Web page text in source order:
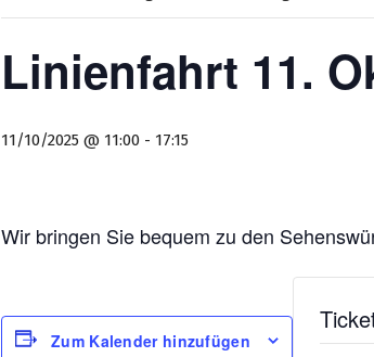
Linienfahrt 11.
11/10/2025 @ 11:00 - 17:15
Wir bringen Sie bequem zu den
Zum Kalender hinzufügen